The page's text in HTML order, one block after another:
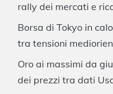
rally dei mercati e
Borsa di Tokyo in
tra tensioni
Oro ai massimi da
dei prezzi tra dati